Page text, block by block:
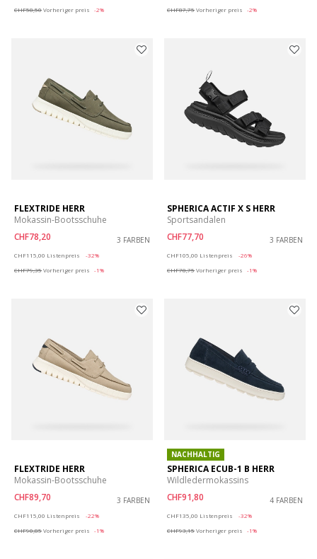
CHF58,50Vorheriger preis -2%
CHF87,75Vorheriger preis -2%
FLEXTRIDE HERR
Mokassin-Bootsschuhe
CHF78,20
3 FARBEN
CHF115,00 Listenpreis
-32%
CHF79,35Vorheriger preis -1%
SPHERICA ACTIF X S HERR
Sportsandalen
CHF77,70
3 FARBEN
CHF105,00 Listenpreis
-26%
CHF78,75Vorheriger preis -1%
FLEXTRIDE HERR
Mokassin-Bootsschuhe
CHF89,70
3 FARBEN
CHF115,00 Listenpreis
-22%
CHF90,85Vorheriger preis -1%
NACHHALTIG
SPHERICA ECUB-1 B HERR
Wildledermokassins
CHF91,80
4 FARBEN
CHF135,00 Listenpreis
-32%
CHF93,15Vorheriger preis -1%